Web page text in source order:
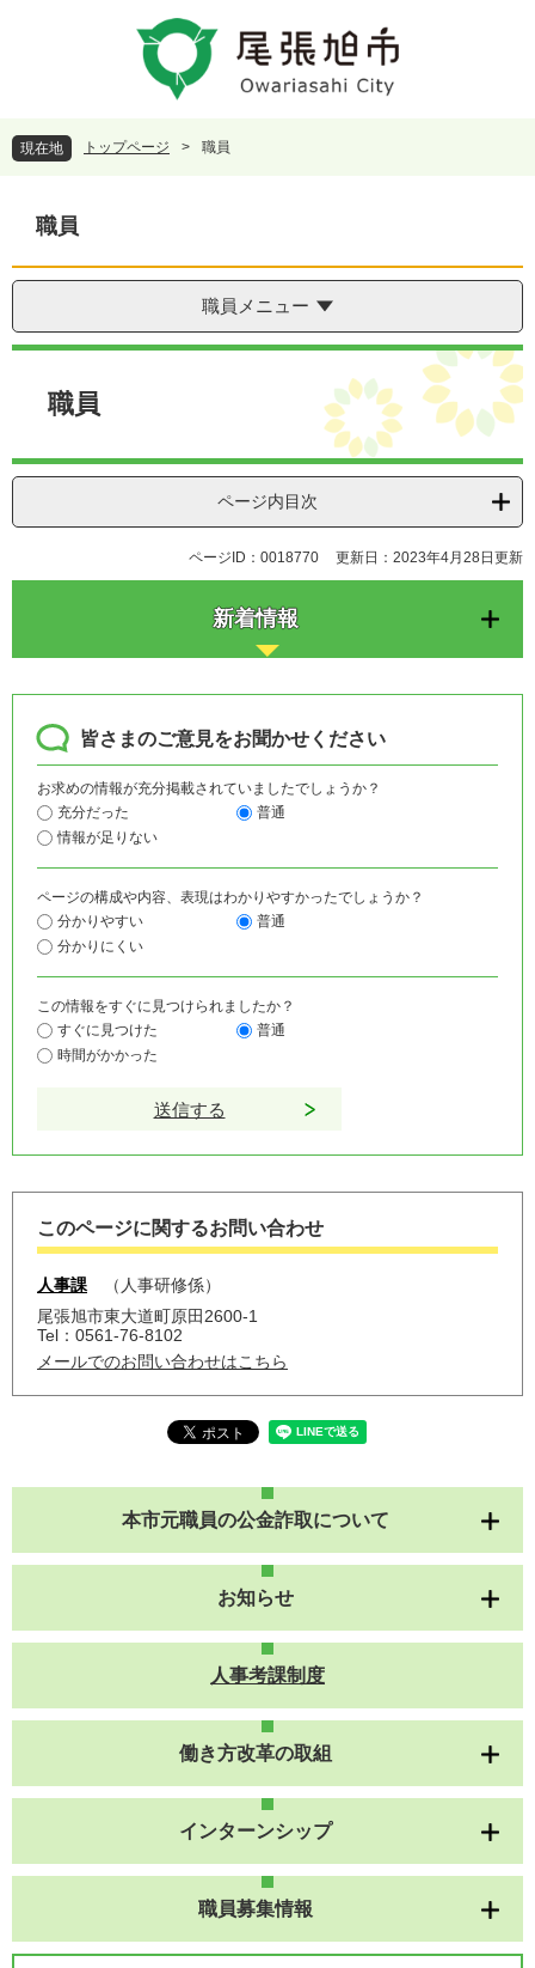
頭
で
飛
ば
文
へ
現在地 トップページ > 職員
職員
職員メニュー
本
職員
ページ内目次
ページID：0018770 更新日：2023年4月28日更新
新着情報
皆さまのご意見をお聞かせください
お求めの情報が充分掲載されていましたでしょうか？
充分だった
普通
情報が足りない
ページの構成や内容、表現はわかりやすかったでしょうか？
分かりやすい
普通
分かりにくい
この情報をすぐに見つけられましたか？
すぐに見つけた
普通
時間がかかった
このページに関するお問い合わせ
人事課
人事研修係
尾張旭市東大道町原田2600-1
Tel：0561-76-8102
メールでのお問い合わせはこちら
本市元職員の公金詐取について
お知らせ
人事考課制度
働き方改革の取組
インターンシップ
職員募集情報